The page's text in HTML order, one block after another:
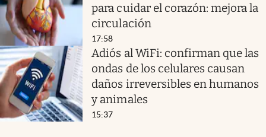
para cuidar el corazón: mejora la
circulación
17:58
Adiós al WiFi: confirman que las
ondas de los celulares causan
daños irreversibles en humanos
y animales
15:37